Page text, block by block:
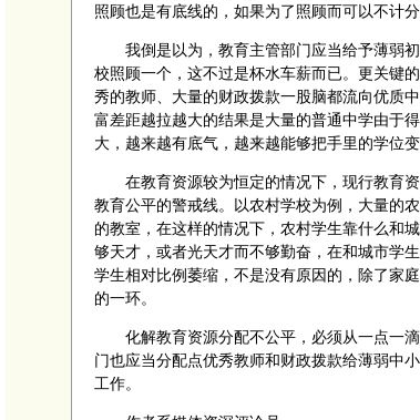
照顾也是有底线的，如果为了照顾而可以不计
我倒是以为，教育主管部门应当给予薄弱初
校照顾一个，这不过是杯水车薪而已。更关键
秀的教师、大量的财政拨款一股脑都流向优质
富差距越拉越大的结果是大量的普通中学由于
大，越来越有底气，越来越能够把手里的学位变
在教育资源较为恒定的情况下，现行教育资
教育公平的警戒线。以农村学校为例，大量的
的教室，在这样的情况下，农村学生靠什么和
够天才，或者光天才而不够勤奋，在和城市学
学生相对比例萎缩，不是没有原因的，除了家
的一环。
化解教育资源分配不公平，必须从一点一滴
门也应当分配点优秀教师和财政拨款给薄弱中
工作。